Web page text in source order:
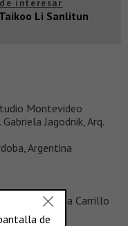
interesar
Li Sanlitun
Montevideo
Gabriela Jagodnik, Arq.
Argentina
Arq. Eugenia Carrillo